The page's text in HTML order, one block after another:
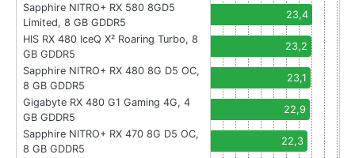
Sapphire NITRO+ RX 580 8GD5
Limited, 8 GB GDDR5
23,4
HIS RX 480 IceQ X² Roaring Turbo, 8
GB GDDR5
23,2
Sapphire NITRO+ RX 480 8G D5 OC,
8 GB GDDR5
23,1
Gigabyte RX 480 G1 Gaming 4G, 4
GB GDDR5
22,9
Sapphire NITRO+ RX 470 8G D5 OC,
8 GB GDDR5
22,3